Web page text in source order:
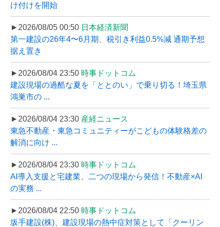
け付けを開始
►2026/08/05 00:50 日本経済新聞
第一建設の26年4〜6月期、税引き利益0.5%減 通期予想
据え置き
►2026/08/04 23:50 時事ドットコム
建設現場の過酷な夏を「ととのい」で乗り切る！埼玉県
鴻巣市の ...
►2026/08/04 23:30 産経ニュース
東急不動産・東急コミュニティーがこどもの体験格差の
解消に向け ...
►2026/08/04 23:30 時事ドットコム
AI導入支援と宅建業、二つの現場から発信！不動産×AI
の実務 ...
►2026/08/04 22:50 時事ドットコム
坂手建設(株)、建設現場の熱中症対策として「クーリン